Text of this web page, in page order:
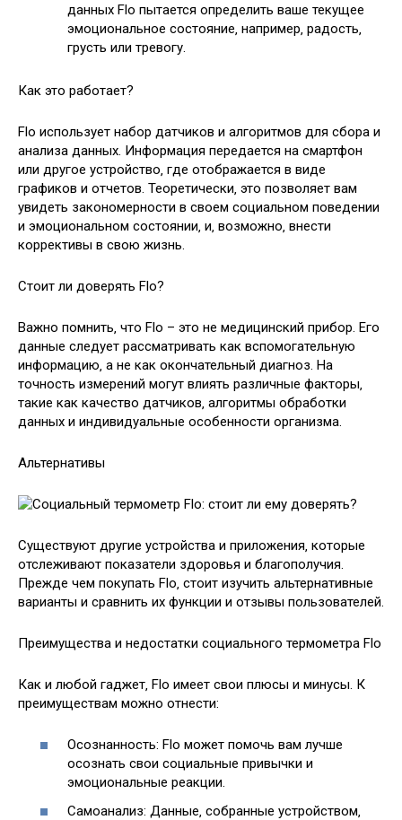
данных Flo пытается определить ваше текущее
эмоциональное состояние‚ например‚ радость‚
грусть или тревогу.
Как это работает?
Flo использует набор датчиков и алгоритмов для сбора и
анализа данных. Информация передается на смартфон
или другое устройство‚ где отображается в виде
графиков и отчетов. Теоретически‚ это позволяет вам
увидеть закономерности в своем социальном поведении
и эмоциональном состоянии‚ и‚ возможно‚ внести
коррективы в свою жизнь.
Стоит ли доверять Flo?
Важно помнить‚ что Flo – это не медицинский прибор. Его
данные следует рассматривать как вспомогательную
информацию‚ а не как окончательный диагноз. На
точность измерений могут влиять различные факторы‚
такие как качество датчиков‚ алгоритмы обработки
данных и индивидуальные особенности организма.
Альтернативы
Существуют другие устройства и приложения‚ которые
отслеживают показатели здоровья и благополучия.
Прежде чем покупать Flo‚ стоит изучить альтернативные
варианты и сравнить их функции и отзывы пользователей.
Преимущества и недостатки социального термометра Flo
Как и любой гаджет‚ Flo имеет свои плюсы и минусы. К
преимуществам можно отнести:
Осознанность: Flo может помочь вам лучше
осознать свои социальные привычки и
эмоциональные реакции.
Самоанализ: Данные‚ собранные устройством‚